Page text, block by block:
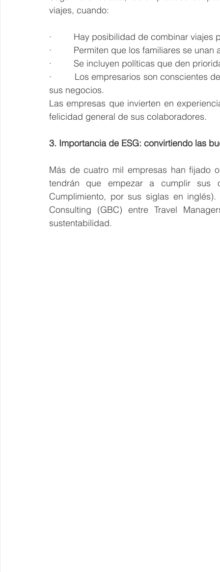
viajes, cuando:
·         Hay posibilidad de combinar viajes
·         Permiten que los familiares se unan
·         Se incluyen políticas que den
·         Los empresarios son conscientes
sus negocios.
Las empresas que invierten en
felicidad general de sus colaboradores.
3. Importancia de ESG: convirtiendo las
Más de cuatro mil empresas han fijado
tendrán que empezar a cumplir sus
Cumplimiento, por sus siglas en
Consulting (GBC) entre Travel
sustentabilidad.